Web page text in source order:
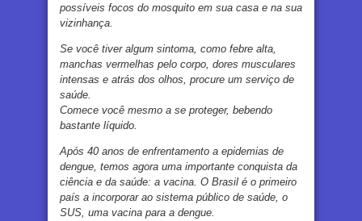
possíveis focos do mosquito em sua casa e na sua
vizinhança.
Se você tiver algum sintoma, como febre alta,
manchas vermelhas pelo corpo, dores musculares
intensas e atrás dos olhos, procure um serviço de
saúde.
Comece você mesmo a se proteger, bebendo
bastante líquido.
Após 40 anos de enfrentamento a epidemias de
dengue, temos agora uma importante conquista da
ciência e da saúde: a vacina. O Brasil é o primeiro
país a incorporar ao sistema público de saúde, o
SUS, uma vacina para a dengue.